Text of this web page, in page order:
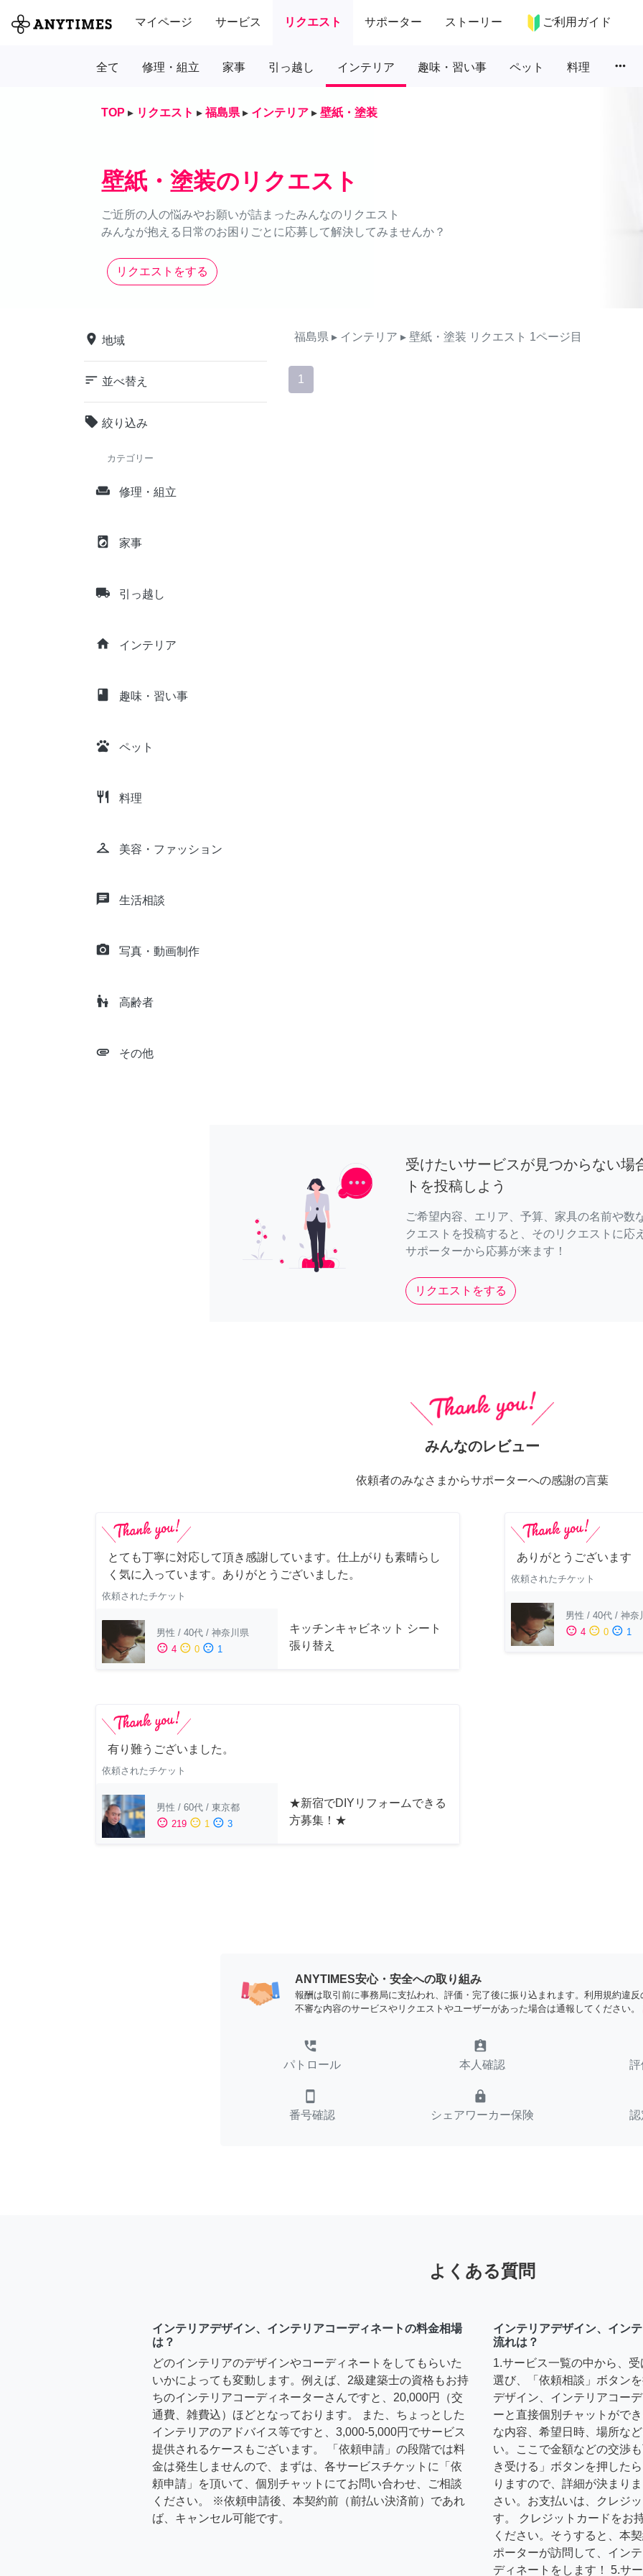
マイページ サービス リクエスト サポーター ストーリー ご利用ガイド
全て 修理・組立 家事 引っ越し インテリア 趣味・習い事 ペット 料理 more_horiz
TOP ▸ リクエスト ▸ 福島県 ▸ インテリア ▸ 壁紙・塗装
壁紙・塗装のリクエスト
ご近所の人の悩みやお願いが詰まったみんなのリクエスト
みんなが抱える日常のお困りごとに応募して解決してみませんか？
リクエストをする
place 地域
sort 並べ替え
local_offer 絞り込み
カテゴリー
weekend 修理・組立
local_laundry_service 家事
local_shipping 引っ越し
home インテリア
class 趣味・習い事
pets ペット
restaurant 料理
checkroom 美容・ファッション
chat 生活相談
camera_alt 写真・動画制作
escalator_warning 高齢者
attachment その他
福島県 ▸ インテリア ▸ 壁紙・塗装 リクエスト 1ページ目
1
受けたいサービスが見つからない場
トを投稿しよう
ご希望内容、エリア、予算、家具の名前や数
クエストを投稿すると、そのリクエストに応
サポーターから応募が来ます！
リクエストをする
みんなのレビュー
依頼者のみなさまからサポーターへの感謝の言葉
とても丁寧に対応して頂き感謝しています。仕上がりも素晴らし
く気に入っています。ありがとうございました。
依頼されたチケット
男性 / 40代 / 神奈川県
sentiment_satisfied 4 sentiment_neutral 0 sentiment_dissatisfied 1
キッチンキャビネット シート
張り替え
ありがとうございます
依頼されたチケット
男性 / 40代 / 神奈
sentiment_satisfied 4 sentiment_neutral 0 sentiment_dissatisfied 1
有り難うございました。
依頼されたチケット
男性 / 60代 / 東京都
sentiment_satisfied 219 sentiment_neutral 1 sentiment_dissatisfied 3
★新宿でDIYリフォームできる
方募集！★
ANYTIMES安心・安全への取り組み
報酬は取引前に事務局に支払われ、評価・完了後に振り込まれます。利用規約違反
不審な内容のサービスやリクエストやユーザーがあった場合は通報してください。
perm_phone_msg
パトロール
assignment_ind
本人確認
smartphone
番号確認
lock
シェアワーカー保険
よくある質問
インテリアデザイン、インテリアコーディネートの料金相場
は？
どのインテリアのデザインやコーディネートをしてもらいた
いかによっても変動します。例えば、2級建築士の資格もお持
ちのインテリアコーディネーターさんですと、20,000円（交
通費、雑費込）ほどとなっております。 また、ちょっとした
インテリアのアドバイス等ですと、3,000-5,000円でサービス
提供されるケースもございます。 「依頼申請」の段階では料
金は発生しませんので、まずは、各サービスチケットに「依
頼申請」を頂いて、個別チャットにてお問い合わせ、ご相談
ください。 ※依頼申請後、本契約前（前払い決済前）であれ
ば、キャンセル可能です。
インテリアデザイン、イン
流れは？
1.サービス一覧の中から、
選び、「依頼相談」ボタン
デザイン、インテリアコー
ーと直接個別チャットがで
な内容、希望日時、場所な
い。ここで金額などの交渉
き受ける」ボタンを押した
りますので、詳細が決まり
さい。お支払いは、クレジ
す。 クレジットカードをお
ください。そうすると、本
ポーターが訪問して、イン
ディネートをします！ 5.サ